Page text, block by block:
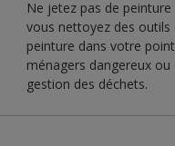
Ne jetez pas de
vous nettoyez des outils
peinture dans votre
ménagers dangereux
gestion des déchets.